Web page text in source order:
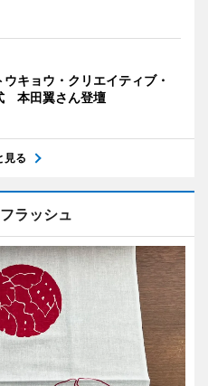
キョウ・クリエイティブ・
本田翼さん登壇
見る
ラッシュ